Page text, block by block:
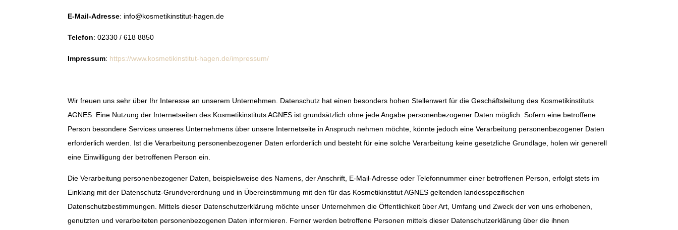
E-Mail-Adresse: info@kosmetikinstitut-hagen.de
Telefon: 02330 / 618 8850
Impressum: https://www.kosmetikinstitut-hagen.de/impressum/
Wir freuen uns sehr über Ihr Interesse an unserem Unternehmen. Datenschutz hat einen besonders hohen Stellenwert für die Geschäftsleitung des Kosmetikinstituts
AGNES. Eine Nutzung der Internetseiten des Kosmetikinstituts AGNES ist grundsätzlich ohne jede Angabe personenbezogener Daten möglich. Sofern eine betroffene
Person besondere Services unseres Unternehmens über unsere Internetseite in Anspruch nehmen möchte, könnte jedoch eine Verarbeitung personenbezogener Daten
erforderlich werden. Ist die Verarbeitung personenbezogener Daten erforderlich und besteht für eine solche Verarbeitung keine gesetzliche Grundlage, holen wir generell
eine Einwilligung der betroffenen Person ein.
Die Verarbeitung personenbezogener Daten, beispielsweise des Namens, der Anschrift, E-Mail-Adresse oder Telefonnummer einer betroffenen Person, erfolgt stets im
Einklang mit der Datenschutz-Grundverordnung und in Übereinstimmung mit den für das Kosmetikinstitut AGNES geltenden landesspezifischen
Datenschutzbestimmungen. Mittels dieser Datenschutzerklärung möchte unser Unternehmen die Öffentlichkeit über Art, Umfang und Zweck der von uns erhobenen,
genutzten und verarbeiteten personenbezogenen Daten informieren. Ferner werden betroffene Personen mittels dieser Datenschutzerklärung über die ihnen